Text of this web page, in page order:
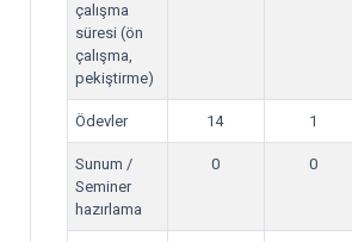
çalışma
süresi (ön
çalışma,
pekiştirme)
Ödevler 14 1
Sunum /
Seminer
hazırlama
0 0